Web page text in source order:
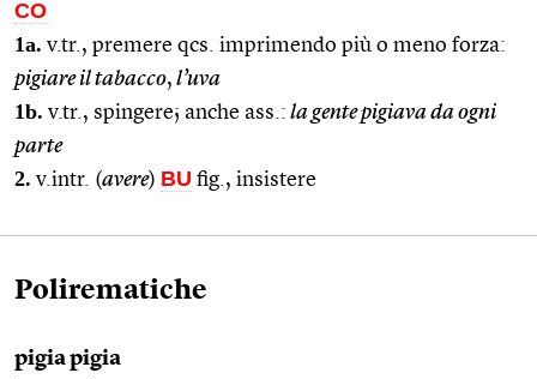
CO
1a. v.tr., premere qcs. imprimendo più o meno forza:
pigiare il tabacco, l’uva
1b. v.tr., spingere; anche ass.: la gente pigiava da ogni
parte
2. v.intr. (avere) BU fig., insistere
Polirematiche
pigia pigia